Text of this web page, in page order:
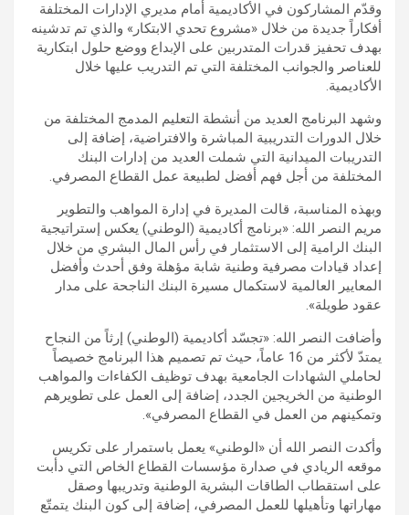
وقدّم المشاركون في الأكاديمية أمام مديري الإدارات المختلفة
أفكاراً جديدة من خلال «مشروع تحدي الابتكار» والذي تم تدشينه
بهدف تحفيز قدرات المتدربين على الإبداع ووضع حلول ابتكارية
للعناصر والجوانب المختلفة التي تم التدريب عليها خلال
الأكاديمية.
وشهد البرنامج العديد من أنشطة التعليم المدمج المختلفة من
خلال الدورات التدريبية المباشرة والافتراضية، إضافة إلى
التدريبات الميدانية التي شملت العديد من إدارات البنك
المختلفة من أجل فهم أفضل لطبيعة عمل القطاع المصرفي.
وبهذه المناسبة، قالت المديرة في إدارة المواهب والتطوير
مريم النصر الله: «برنامج أكاديمية (الوطني) يعكس إستراتيجية
البنك الرامية إلى الاستثمار في رأس المال البشري من خلال
إعداد قيادات مصرفية وطنية شابة مؤهلة وفق أحدث وأفضل
المعايير العالمية لاستكمال مسيرة البنك الناجحة على مدار
عقود طويلة».
وأضافت النصر الله: «تجسّد أكاديمية (الوطني) إرثاً من النجاح
يمتدّ لأكثر من 16 عاماً، حيث تم تصميم هذا البرنامج خصيصاً
لحاملي الشهادات الجامعية بهدف توظيف الكفاءات والمواهب
الوطنية من الخريجين الجدد، إضافة إلى العمل على تطويرهم
وتمكينهم من العمل في القطاع المصرفي».
وأكدت النصر الله أن «الوطني» يعمل باستمرار على تكريس
موقعه الريادي في صدارة مؤسسات القطاع الخاص التي دأبت
على استقطاب الطاقات البشرية الوطنية وتدريبها وصقل
مهاراتها وتأهيلها للعمل المصرفي، إضافة إلى كون البنك يتمتّع